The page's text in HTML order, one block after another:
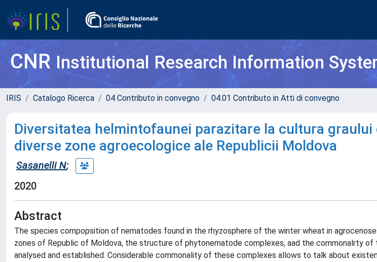
CNRInstitutional Research Information
IRIS Catalogo Ricerca 04 Contributo in convegno 04.01 Contributo in Atti di convegno
Diversitatea helmintofaunei parazitare la cultura graului
diverse zone agroecologice ale Republicii Moldova
Sasanelli N;
2020
Abstract
The species compopsition of nematodes found in the rhyzosphere of the winter wheat in
zones of Republic of Moldova, the structure of phytonematode complexes, aad the commonalrty of
analysed and established. Considerable commonality of these complexes allows to talk about